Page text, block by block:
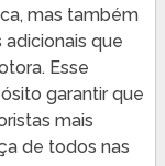
mas também
que
Esse
garantir que
mais
de todos nas